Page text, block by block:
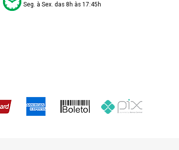
Seg. à Sex. das 8h às 17:45h